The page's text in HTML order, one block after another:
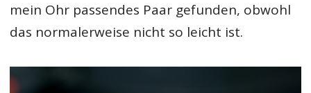
mein Ohr passendes Paar gefunden, obwohl
das normalerweise nicht so leicht ist.